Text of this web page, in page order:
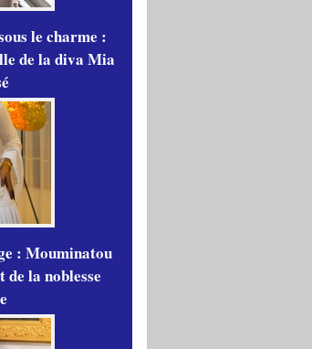
le charme :
de la diva Mia
: Mouminatou
la noblesse